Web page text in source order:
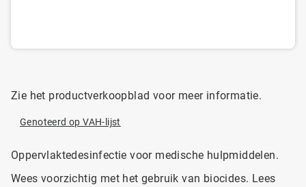
Zie het productverkoopblad voor meer informatie.
Genoteerd op VAH-lijst
Oppervlaktedesinfectie voor medische hulpmiddelen.
Wees voorzichtig met het gebruik van biocides. Lees